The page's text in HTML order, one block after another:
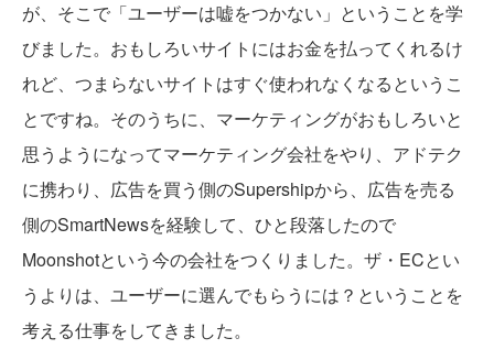
が、そこで「ユーザーは嘘をつかない」ということを学
びました。おもしろいサイトにはお金を払ってくれるけ
れど、つまらないサイトはすぐ使われなくなるというこ
とですね。そのうちに、マーケティングがおもしろいと
思うようになってマーケティング会社をやり、アドテク
に携わり、広告を買う側のSupershipから、広告を売る
側のSmartNewsを経験して、ひと段落したので
Moonshotという今の会社をつくりました。ザ・ECとい
うよりは、ユーザーに選んでもらうには？ということを
考える仕事をしてきました。